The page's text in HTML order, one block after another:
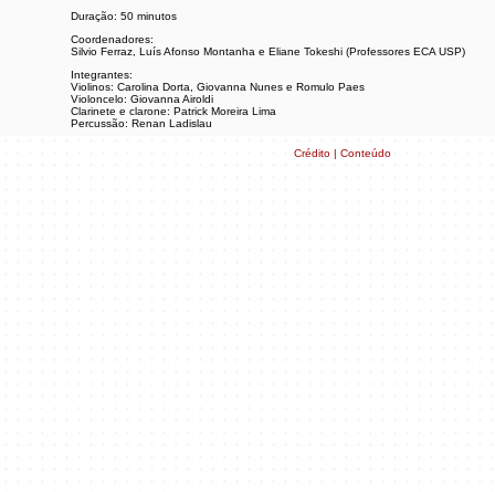
Duração: 50 minutos
Coordenadores:
Silvio Ferraz, Luís Afonso Montanha e Eliane Tokeshi (Professores ECA USP)
Integrantes:
Violinos: Carolina Dorta, Giovanna Nunes e Romulo Paes
Violoncelo: Giovanna Airoldi
Clarinete e clarone: Patrick Moreira Lima
Percussão: Renan Ladislau
Crédito | Conteúdo